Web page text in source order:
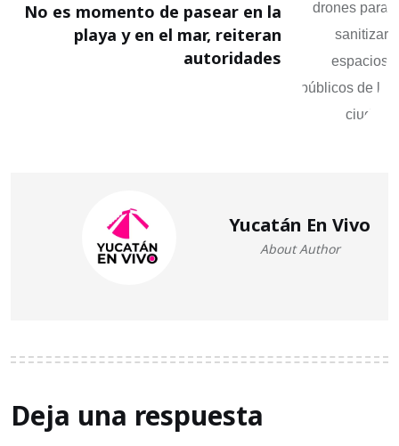
No es momento de pasear en la
playa y en el mar, reiteran
autoridades
Yucatán En Vivo
About Author
Deja una respuesta